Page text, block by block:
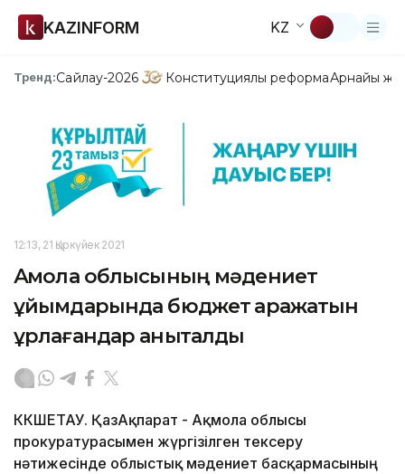
KAZINFORM KZ
Тренд:Сайлау-2026 Конституциялық реформаАрнайы
12:13, 21 Қыркүйек 2021
Ақмола облысының мәдениет
ұйымдарында бюджет қаражатын
ұрлағандар анықталды
КӨКШЕТАУ. ҚазАқпарат - Ақмола облысы
прокуратурасымен жүргізілген тексеру
нәтижесінде облыстық мәдениет басқармасының